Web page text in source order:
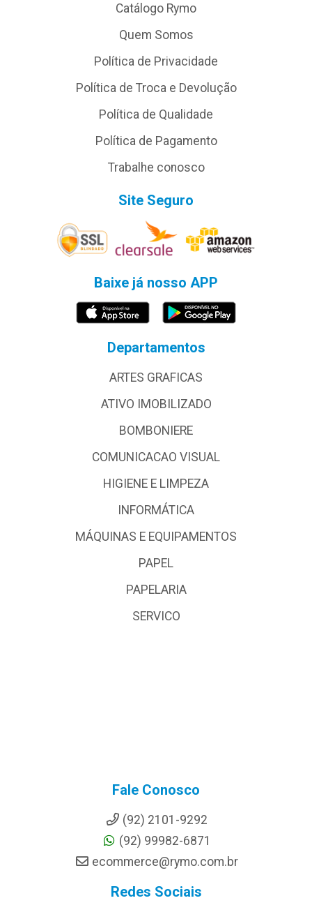
Catálogo Rymo
Quem Somos
Política de Privacidade
Política de Troca e Devolução
Política de Qualidade
Política de Pagamento
Trabalhe conosco
Site Seguro
Baixe já nosso APP
Departamentos
ARTES GRAFICAS
ATIVO IMOBILIZADO
BOMBONIERE
COMUNICACAO VISUAL
HIGIENE E LIMPEZA
INFORMÁTICA
MÁQUINAS E EQUIPAMENTOS
PAPEL
PAPELARIA
SERVICO
Fale Conosco
(92) 2101-9292
(92) 99982-6871
ecommerce@rymo.com.br
Redes Sociais